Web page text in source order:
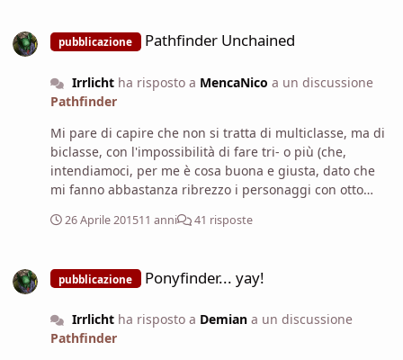
pubblicazione Pathfinder Unchained
Irrlichtha risposto a MencaNico a un discussione
Pathfinder
Mi pare di capire che non si tratta di multiclasse, ma di
biclasse, con l'impossibilità di fare tri- o più (che,
intendiamoci, per me è cosa buona e giusta, dato che
mi fanno abbastanza ribrezzo i personaggi con otto
un Ranger 10/Chierico 10 alla fine non è buono né come
privilegi di classe di alto livello, con questo sistema
invece i privilegi della classe primaria li prende tutti, e
secondaria. Questo da una parte mi piace perché
almeno si evita di vedere quelle porcate di build con
26 Aprile 201511 anni 41 risposte
pubblicazione Ponyfinder... yay!
Irrlichtha risposto a Demiana un discussione
Pathfinder